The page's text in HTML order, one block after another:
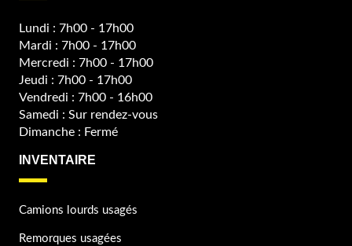
Lundi : 7h00 - 17h00
Mardi : 7h00 - 17h00
Mercredi : 7h00 - 17h00
Jeudi : 7h00 - 17h00
Vendredi : 7h00 - 16h00
Samedi : Sur rendez-vous
Dimanche : Fermé
INVENTAIRE
Camions lourds usagés
Remorques usagées